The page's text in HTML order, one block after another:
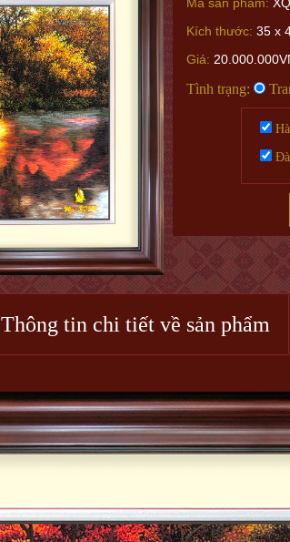
Kích thước: 35 x
Giá:
Tình trạng:
Thông tin chi tiết về sản phẩm